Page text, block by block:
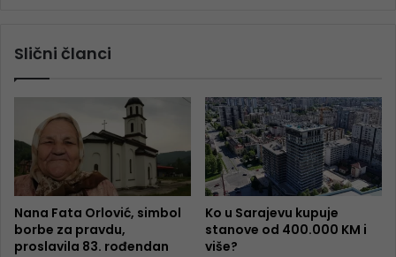
Slični članci
Nana Fata Orlović, simbol
borbe za pravdu,
proslavila 83. rođendan
Ko u Sarajevu kupuje
stanove od 400.000 KM i
više?